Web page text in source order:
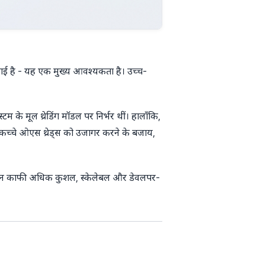
गई है - यह एक मुख्य आवश्यकता है। उच्च-
के मूल थ्रेडिंग मॉडल पर निर्भर थीं। हालाँकि,
ओएस थ्रेड्स को उजागर करने के बजाय,
काफी अधिक कुशल, स्केलेबल और डेवलपर-